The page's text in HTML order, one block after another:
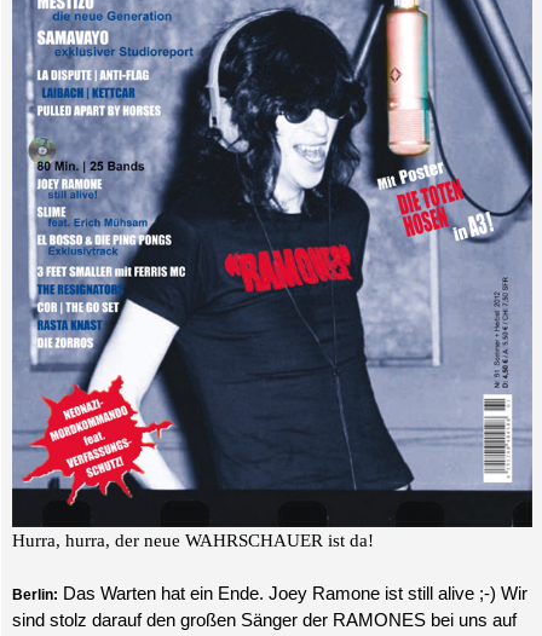
Hurra, hurra, der neue WAHRSCHAUER ist da!
Berlin: Das Warten hat ein Ende. Joey Ramone ist still alive ;-) Wir
sind stolz darauf den großen Sänger der RAMONES bei uns auf